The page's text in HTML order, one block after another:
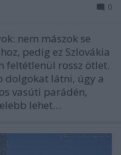
0
nem mászok se
pedig ez Szlovákia
feltétlenül rossz ötlet.
dolgokat látni, úgy a
vasúti parádén,
lehet…